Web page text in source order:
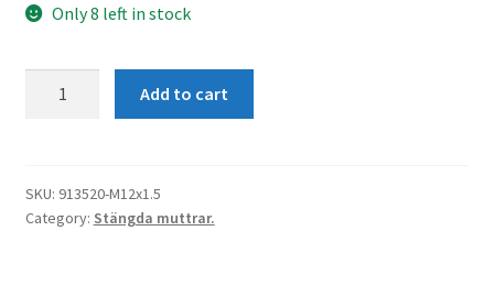
Only 8 left in stock
styrning
D15.2
Add to cart
SKU: 913520-M12x1.5
Category: Stängda muttrar.